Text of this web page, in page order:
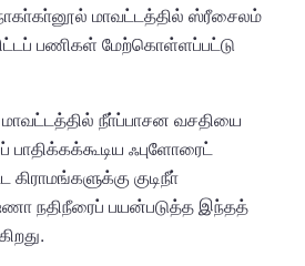
மாவட்டத்தில் ஸ்ரீசைலம்
பணிகள் மேற்கொள்ளப்பட்டு
நீா்ப்பாசன வசதியை
பாதிக்கக்கூடிய ஃபுளோரைட்
குடிநீா்
நதிநீரைப் பயன்படுத்த இந்தத்